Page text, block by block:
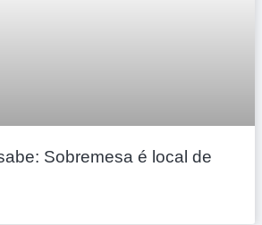
Sobremesa é local de